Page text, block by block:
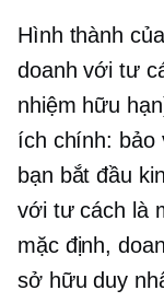
Hình thành
doanh với tư
nhiệm hữu
ích chính: bảo
bạn bắt đầu
với tư cách là
mặc định,
sở hữu duy